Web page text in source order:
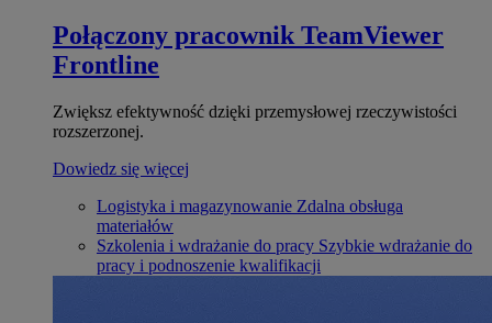
Połączony pracownik TeamViewer
Frontline
Zwiększ efektywność dzięki przemysłowej rzeczywistości
rozszerzonej.
Dowiedz się więcej
Logistyka i magazynowanie Zdalna obsługa
materiałów
Szkolenia i wdrażanie do pracy Szybkie wdrażanie do
pracy i podnoszenie kwalifikacji